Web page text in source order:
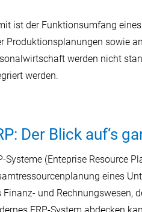
ist der Funktionsumfang
Produktionsplanungen sowie
werden nicht
werden.
Der Blick auf‘s
Systeme (Enteprise Resource
eines
Finanz- und Rechnungswesen,